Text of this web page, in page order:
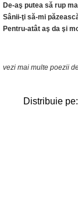
De-aş putea să rup
Sânii-ţi să-mi
Pentru-atât aş da şi
vezi mai multe poezii
Distribuie pe: